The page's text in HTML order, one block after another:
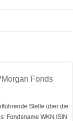
Fonds
Stelle über die
Fondsname WKN ISIN